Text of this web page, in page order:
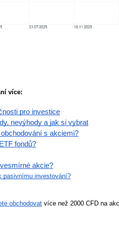
více:
pro investice
nevýhody a jak si vybrat
s akciemi?
fondů?
akcie?
pasivnímu investování?
obchodovat více než 2000 CFD na